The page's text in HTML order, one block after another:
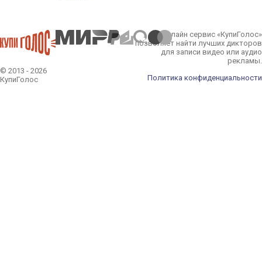
© 2013 - 2026
КупиГолос
Онлайн сервис «КупиГолос»
позволяет найти лучших дикторов
для записи видео или аудио
рекламы.
Политика конфиденциальности